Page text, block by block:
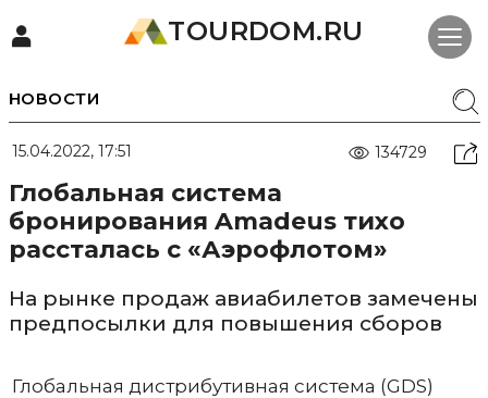
TOURDOM.RU
НОВОСТИ
15.04.2022, 17:51 134729
Глобальная система
бронирования Amadeus тихо
рассталась с «Аэрофлотом»
На рынке продаж авиабилетов замечены
предпосылки для повышения сборов
Глобальная дистрибутивная система (GDS)